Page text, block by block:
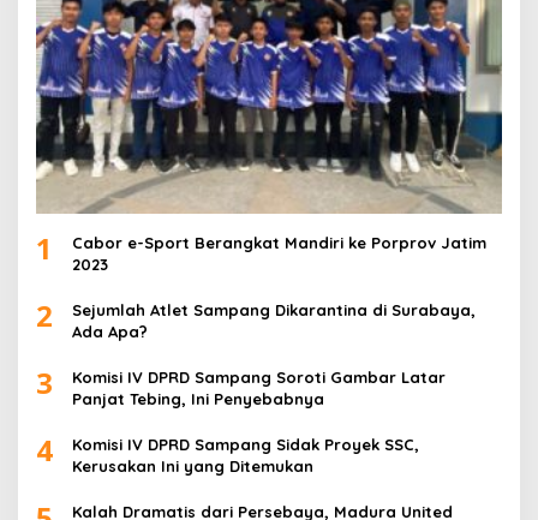
1
Cabor e-Sport Berangkat Mandiri ke Porprov Jatim
2023
2
Sejumlah Atlet Sampang Dikarantina di Surabaya,
Ada Apa?
3
Komisi IV DPRD Sampang Soroti Gambar Latar
Panjat Tebing, Ini Penyebabnya
4
Komisi IV DPRD Sampang Sidak Proyek SSC,
Kerusakan Ini yang Ditemukan
Kalah Dramatis dari Persebaya, Madura United